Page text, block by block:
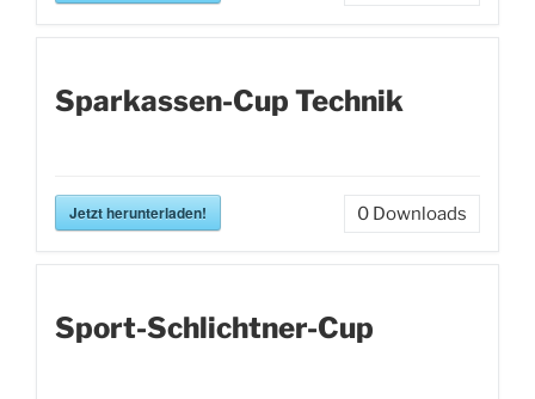
Sparkassen-Cup Technik
Jetzt herunterladen! 0 Downloads
Sport-Schlichtner-Cup